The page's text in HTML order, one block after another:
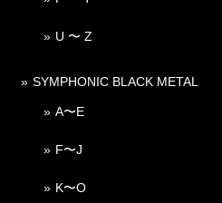
U 〜 Z
SYMPHONIC BLACK METAL
A〜E
F〜J
K〜O